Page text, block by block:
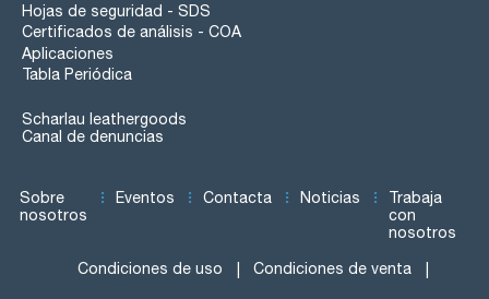
Hojas de seguridad - SDS
Certificados de análisis - COA
Aplicaciones
Tabla Periódica
Scharlau leathergoods
Canal de denuncias
Sobre
nosotros
Eventos Contacta Noticias
Trabaja
con
nosotros
Condiciones de uso Condiciones de venta